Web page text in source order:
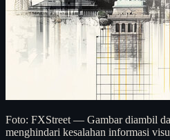
Foto: FXStreet — Gambar diambil
menghindari kesalahan informasi